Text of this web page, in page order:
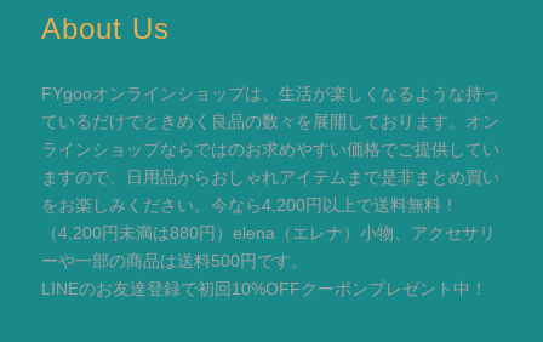
About Us
FYgooオンラインショップは、生活が楽しくなるような持っ
ているだけでときめく良品の数々を展開しております。オン
ラインショップならではのお求めやすい価格でご提供してい
ますので、日用品からおしゃれアイテムまで是非まとめ買い
をお楽しみください。今なら4,200円以上で送料無料！
（4,200円未満は880円）elena（エレナ）小物、アクセサリ
ーや一部の商品は送料500円です。
LINEのお友達登録で初回10%OFFクーポンプレゼント中！